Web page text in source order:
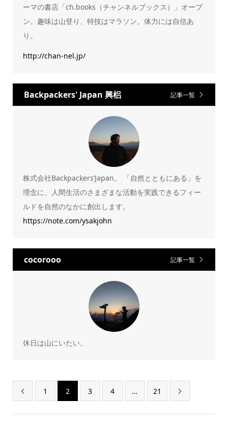
ーマの書店「ch.books（チャンネルブックス）」オープ
ン。趣味は山登り、特技はマラソン。体力には自信あ
り。
http://chan-nel.jp/
Backpackers' Japan 興梠 記事一覧
株式会社Backpackers’Japan。 「自然とともにある」を
理念に、人間生活のさまざまな活動を実践できるフィー
ルドを自然のなかに創出します。
https://note.com/ysakjohn
cocorooo 記事一覧
休日は山にいたい。
 1 2 3 4 … 21 